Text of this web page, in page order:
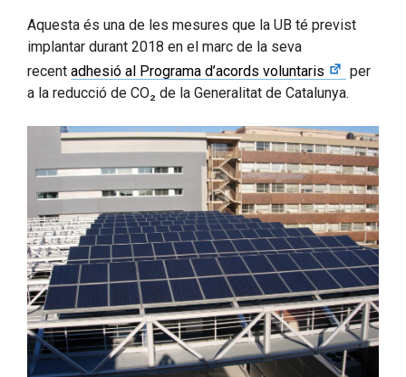
Aquesta és una de les mesures que la UB té previst
implantar durant 2018 en el marc de la seva
recent adhesió al Programa d’acords voluntaris
per
a la reducció de CO₂ de la Generalitat de Catalunya.